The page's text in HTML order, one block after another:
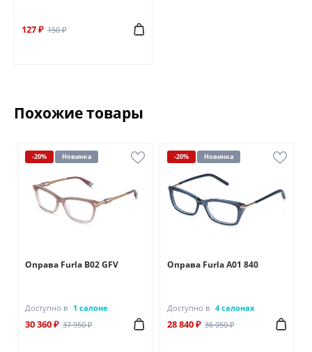
127 ₽ 150 ₽
Похожие товары
-20% Новинка
Оправа Furla B02 GFV
Доступно в 1 салоне
30 360 ₽ 37 950 ₽
-20% Новинка
Оправа Furla A01 840
Доступно в 4 салонах
28 840 ₽ 36 050 ₽